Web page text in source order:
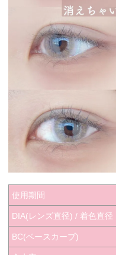
使用期間
DIA(レンズ直径) / 着色直径
BC(ベースカーブ)